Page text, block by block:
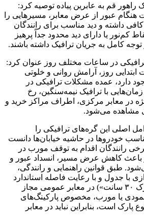
راهور قم به عابرین پیاده توصیه کرد:
هنگام عبور از عرض معابر، مسیرهایی را
داشته و دید مناسب برای رانندگان
کم‌نور یا دارای دید محدود جداً پرهیز
کامل به جریان ترافیک داشته باشند.
در ساعات مختلف روز عنوان کرد:
ابتدایی روز، آرامش روانی و خلوتی
دارد، عمده مشکلات ترافیکی در
با ترافیک نیمه‌سنگین، رخ
در معابر مرکزی، اطراف مراکز خرید و
مشاهده می‌شود.
اصلی این گره‌های ترافیکی را
خودروها در حاشیه خیابان‌ها دانست
رانندگان اقدام به توقف مورب در
باعث کاهش عرض مسیر، انسداد عبور و
طبق قوانین راهنمایی و رانندگی،
جدول و با رعایت فاصله استاندارد
(پارک صحیح یا همان «پارک ۳۰ سانت») در معابر عمومی مجاز
یا مورب، مخصوص پارکینگ‌های
است، بنابراین نباید در معابر